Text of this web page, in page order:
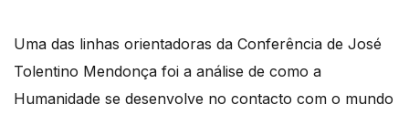
Uma das linhas orientadoras da Conferência de José
Tolentino Mendonça foi a análise de como a
Humanidade se desenvolve no contacto com o mundo